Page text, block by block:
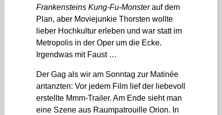
Frankensteins Kung-Fu-Monsterauf dem
Plan, aber Moviejunkie Thorsten wollte
lieber Hochkultur erleben und war statt im
Metropolis in der Oper um die Ecke.
Irgendwas mit Faust …
Der Gag als wir am Sonntag zur Matinée
antanzten: Vor jedem Film lief der liebevoll
erstellte Mmm-Trailer. Am Ende sieht man
eine Szene aus Raumpatrouille Orion. In